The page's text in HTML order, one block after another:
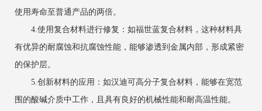
使用寿命至普通产品的两倍。
4.使用复合材料进行修复：如福世蓝复合材料，这种材料具
有优异的耐腐蚀和抗腐蚀性能，能够渗透到金属内部，形成紧密
的保护层。
5.创新材料的应用：如汉迪可高分子复合材料，能够在宽范
围的酸碱介质中工作，且具有良好的机械性能和耐高温性能。